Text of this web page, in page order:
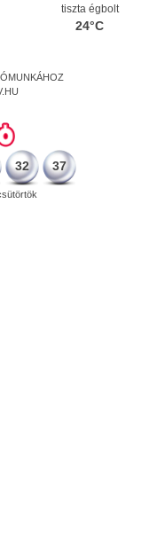
tiszta égbolt
24°C
32 37